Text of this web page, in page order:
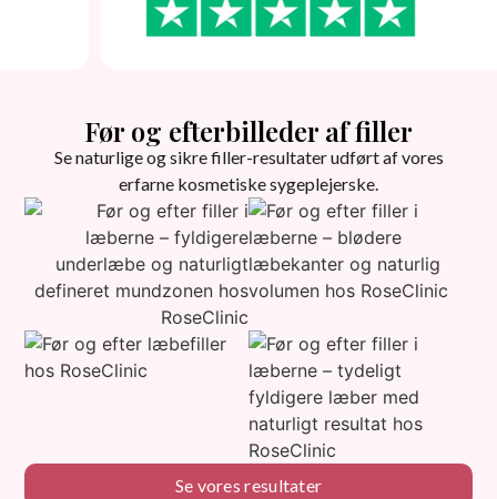
Før og efterbilleder af filler
Se naturlige og sikre filler-resultater udført af vores
erfarne kosmetiske sygeplejerske.
Se vores resultater